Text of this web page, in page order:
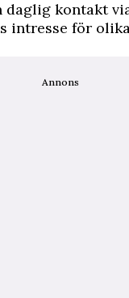
kontakt
intresse för
Annons